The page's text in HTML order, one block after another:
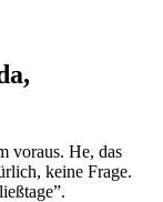
voraus. He, das
keine Frage.